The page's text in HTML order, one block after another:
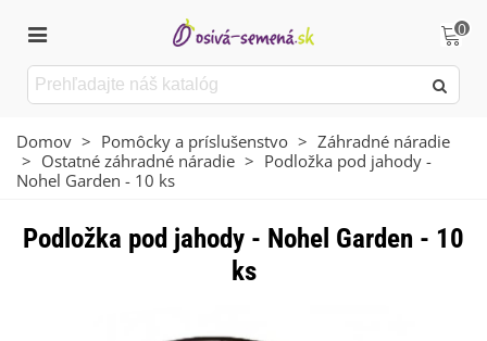
0
Domov > Pomôcky a príslušenstvo > Záhradné náradie
> Ostatné záhradné náradie > Podložka pod jahody -
Nohel Garden - 10 ks
Podložka pod jahody - Nohel Garden - 10
ks